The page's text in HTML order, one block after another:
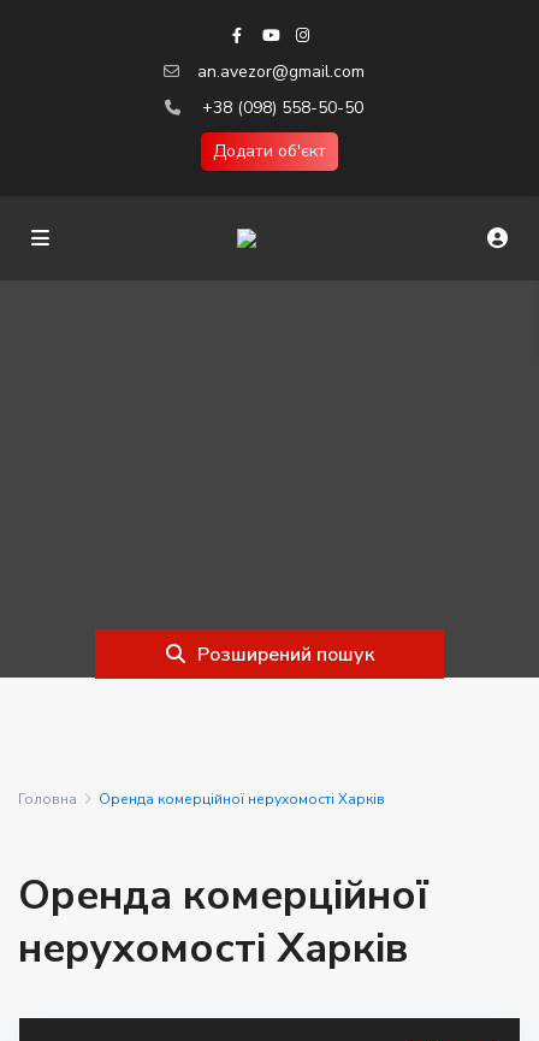
an.avezor@gmail.com
+38 (098) 558-50-50
Додати об'єкт
Розширений пошук
Головна Оренда комерційної нерухомості Харків
Оренда комерційної
нерухомості Харків